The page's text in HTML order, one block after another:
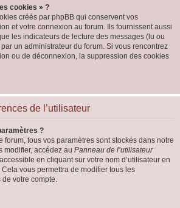
cookies » ?
créés par phpBB qui conservent vos
et votre connexion au forum. Ils fournissent aussi
les indicateurs de lecture des messages (lu ou
un administrateur du forum. Si vous rencontrez
ou de déconnexion, la suppression des cookies
de l’utilisateur
?
forum, tous vos paramètres sont stockés dans notre
modifier, accédez au Panneau de l’utilisateur
en cliquant sur votre nom d’utilisateur en
vous permettra de modifier tous les
votre compte.